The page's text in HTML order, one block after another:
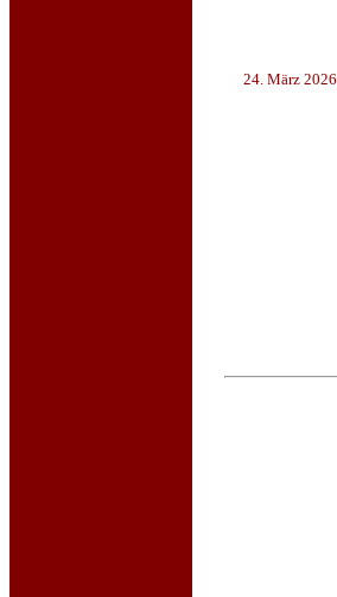
24. März 2026